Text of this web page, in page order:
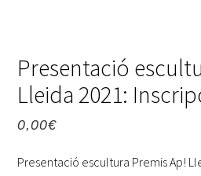
Presentació
Lleida 2021:
0,00€
Presentació escultura Premis Ap!